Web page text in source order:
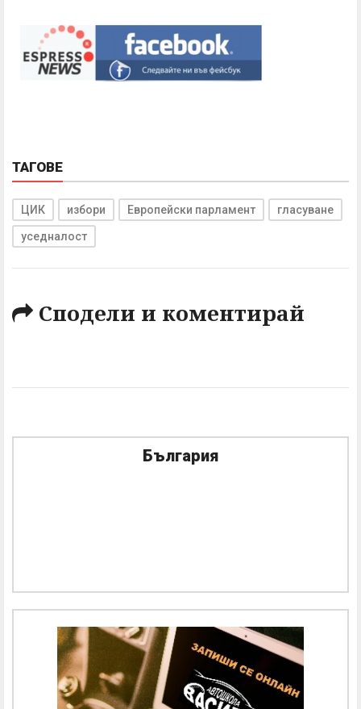
ТАГОВЕ
ЦИК избори Европейски парламент гласуване
уседналост
Сподели и коментирай
България